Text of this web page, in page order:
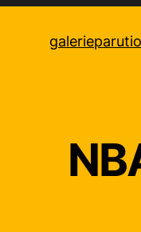
galerie